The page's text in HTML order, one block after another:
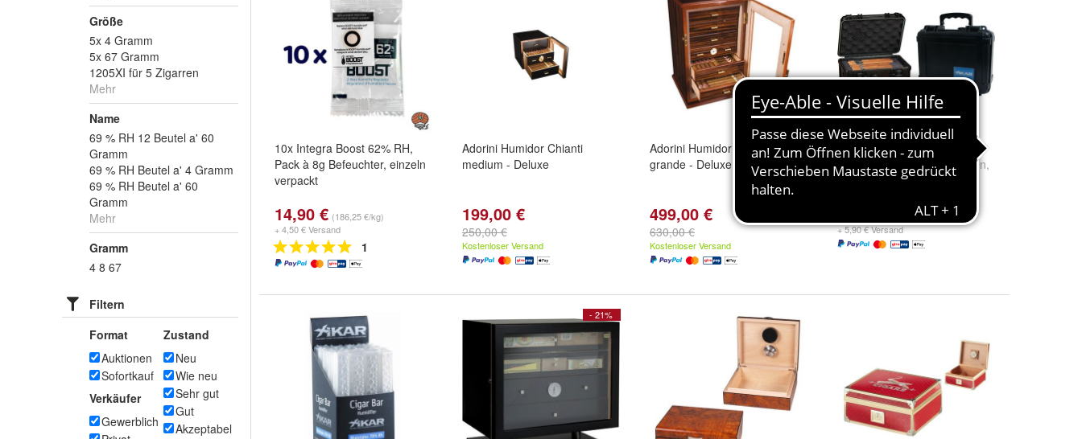
Größe
5x 4 Gramm
5x 67 Gramm
1205XI für 5 Zigarren
Mehr
Name
69 % RH 12 Beutel a' 60
Gramm
69 % RH Beutel a' 4 Gramm
69 % RH Beutel a' 60
Gramm
Mehr
Gramm
4 8 67
Filtern
Format
Auktionen
Sofortkauf
Verkäufer
Gewerblich
Zustand
Neu
Wie neu
Sehr gut
Gut
Akzeptabel
10x Integra Boost 62% RH,
Pack à 8g Befeuchter, einzeln
verpackt
14,90 € (186,25 €/kg)
+ 4,50 € Versand
1
Adorini Humidor Chianti
medium - Deluxe
199,00 €
250,00 €
Kostenloser Versand
Adorini Humidor Chianti
grande - Deluxe
499,00 €
630,00 €
Kostenloser Versand
Xikar Reisehumidor
Größe:
1205XI für 5 Zigarren,
1210XI für 10 Zigarrenund
+ 5,90 € Versand
- 21%